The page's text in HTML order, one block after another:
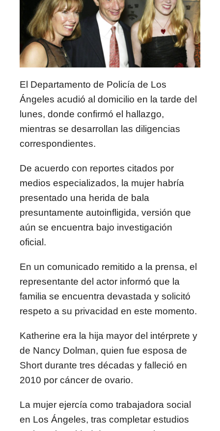
El Departamento de Policía de Los
Ángeles acudió al domicilio en la tarde del
lunes, donde confirmó el hallazgo,
mientras se desarrollan las diligencias
correspondientes.
De acuerdo con reportes citados por
medios especializados, la mujer habría
presentado una herida de bala
presuntamente autoinfligida, versión que
aún se encuentra bajo investigación
oficial.
En un comunicado remitido a la prensa, el
representante del actor informó que la
familia se encuentra devastada y solicitó
respeto a su privacidad en este momento.
Katherine era la hija mayor del intérprete y
de Nancy Dolman, quien fue esposa de
Short durante tres décadas y falleció en
2010 por cáncer de ovario.
La mujer ejercía como trabajadora social
en Los Ángeles, tras completar estudios